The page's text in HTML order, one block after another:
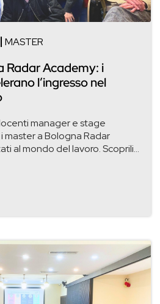
MASTER
Radar Academy: i
l’ingresso nel
manager e stage
a Bologna Radar
al mondo del lavoro. Scoprili...